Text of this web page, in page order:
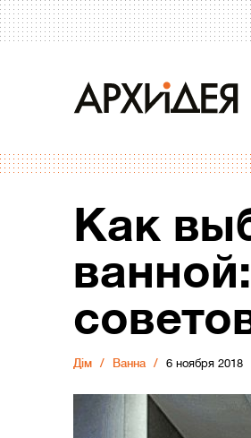
Как
Дiм Ванна 6 ноября 2018